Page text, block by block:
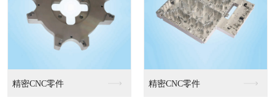
精密CNC零件 精密CNC零件